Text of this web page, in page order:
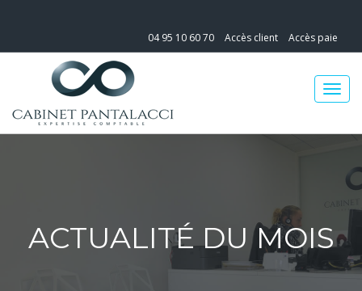
04 95 10 60 70 Accès client Accès paie
ACTUALITÉ DU MOIS